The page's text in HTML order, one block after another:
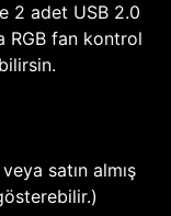
2 adet USB 2.0
RGB fan kontrol
satın almış